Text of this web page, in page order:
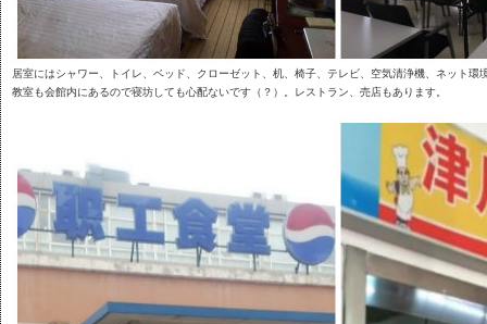
居室にはシャワー、トイレ、ベッド、クローゼット、机、椅子、テレビ、空気清浄機、ネット環
教室も会館内にあるので寝坊しても心配ないです（？）。レストラン、売店もあります。